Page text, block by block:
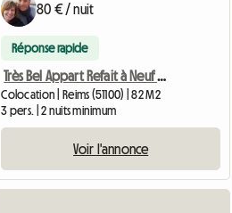
80 € / nuit
Réponse rapide
Très Bel Appart Refait à Neuf St Remi.Colocation 3 Personnes
Colocation | Reims (51100) | 82 M2
3 pers. | 2 nuits minimum
Voir l'annonce